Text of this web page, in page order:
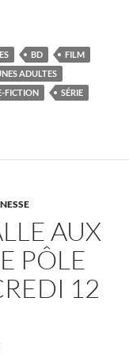
BD
FILM
ADULTES
FICTION
SÉRIE
AUX
PÔLE
12